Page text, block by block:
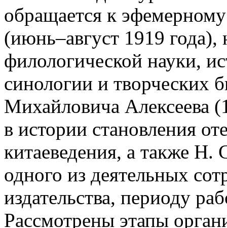
обращается к
(июнь–август 1919
филологической науки,
синологии и творческих
Михайловича Алексеева
в истории становления
китаеведения, а также
одного из деятельных
издательства, периоду
Рассмотрены этапы